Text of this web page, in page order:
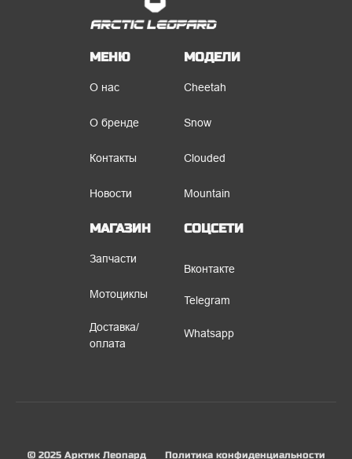
Whatsapp
Telegram
Вконтакте
СОЦСЕТИ
Доставка/
оплата
Мотоциклы
Запчасти
МАГАЗИН
Mountain
Clouded
Snow
Cheetah
МОДЕЛИ
Новости
Контакты
О бренде
О нас
МЕНЮ
© 2025 Арктик Леопард Политика конфиденциальности